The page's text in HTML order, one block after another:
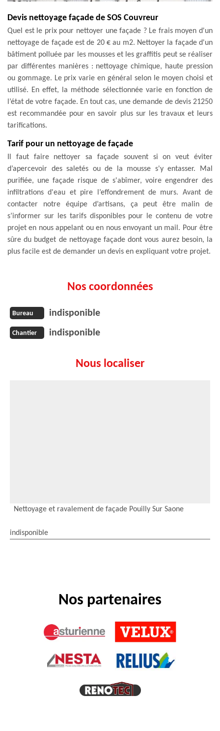
Devis nettoyage façade de SOS Couvreur
Quel est le prix pour nettoyer une façade ? Le frais moyen d'un
nettoyage de façade est de 20 € au m2. Nettoyer la façade d'un
bâtiment polluée par les mousses et les graffitis peut se réaliser
par différentes manières : nettoyage chimique, haute pression
ou gommage. Le prix varie en général selon le moyen choisi et
utilisé. En effet, la méthode sélectionnée varie en fonction de
l’état de votre façade. En tout cas, une demande de devis 21250
est recommandée pour en savoir plus sur les travaux et leurs
tarifications.
Tarif pour un nettoyage de façade
Il faut faire nettoyer sa façade souvent si on veut éviter
d’apercevoir des saletés ou de la mousse s'y entasser. Mal
purifiée, une façade risque de s'abîmer, voire engendrer des
infiltrations d'eau et pire l’effondrement de murs. Avant de
contacter notre équipe d’artisans, ça peut être malin de
s’informer sur les tarifs disponibles pour le contenu de votre
projet en nous appelant ou en nous envoyant un mail. Pour être
sûre du budget de nettoyage façade dont vous aurez besoin, la
plus facile est de demander un devis en expliquant votre projet.
Nos coordonnées
Bureau indisponible
Chantier indisponible
Nous localiser
Nettoyage et ravalement de façade Pouilly Sur Saone
indisponible
Nos partenaires